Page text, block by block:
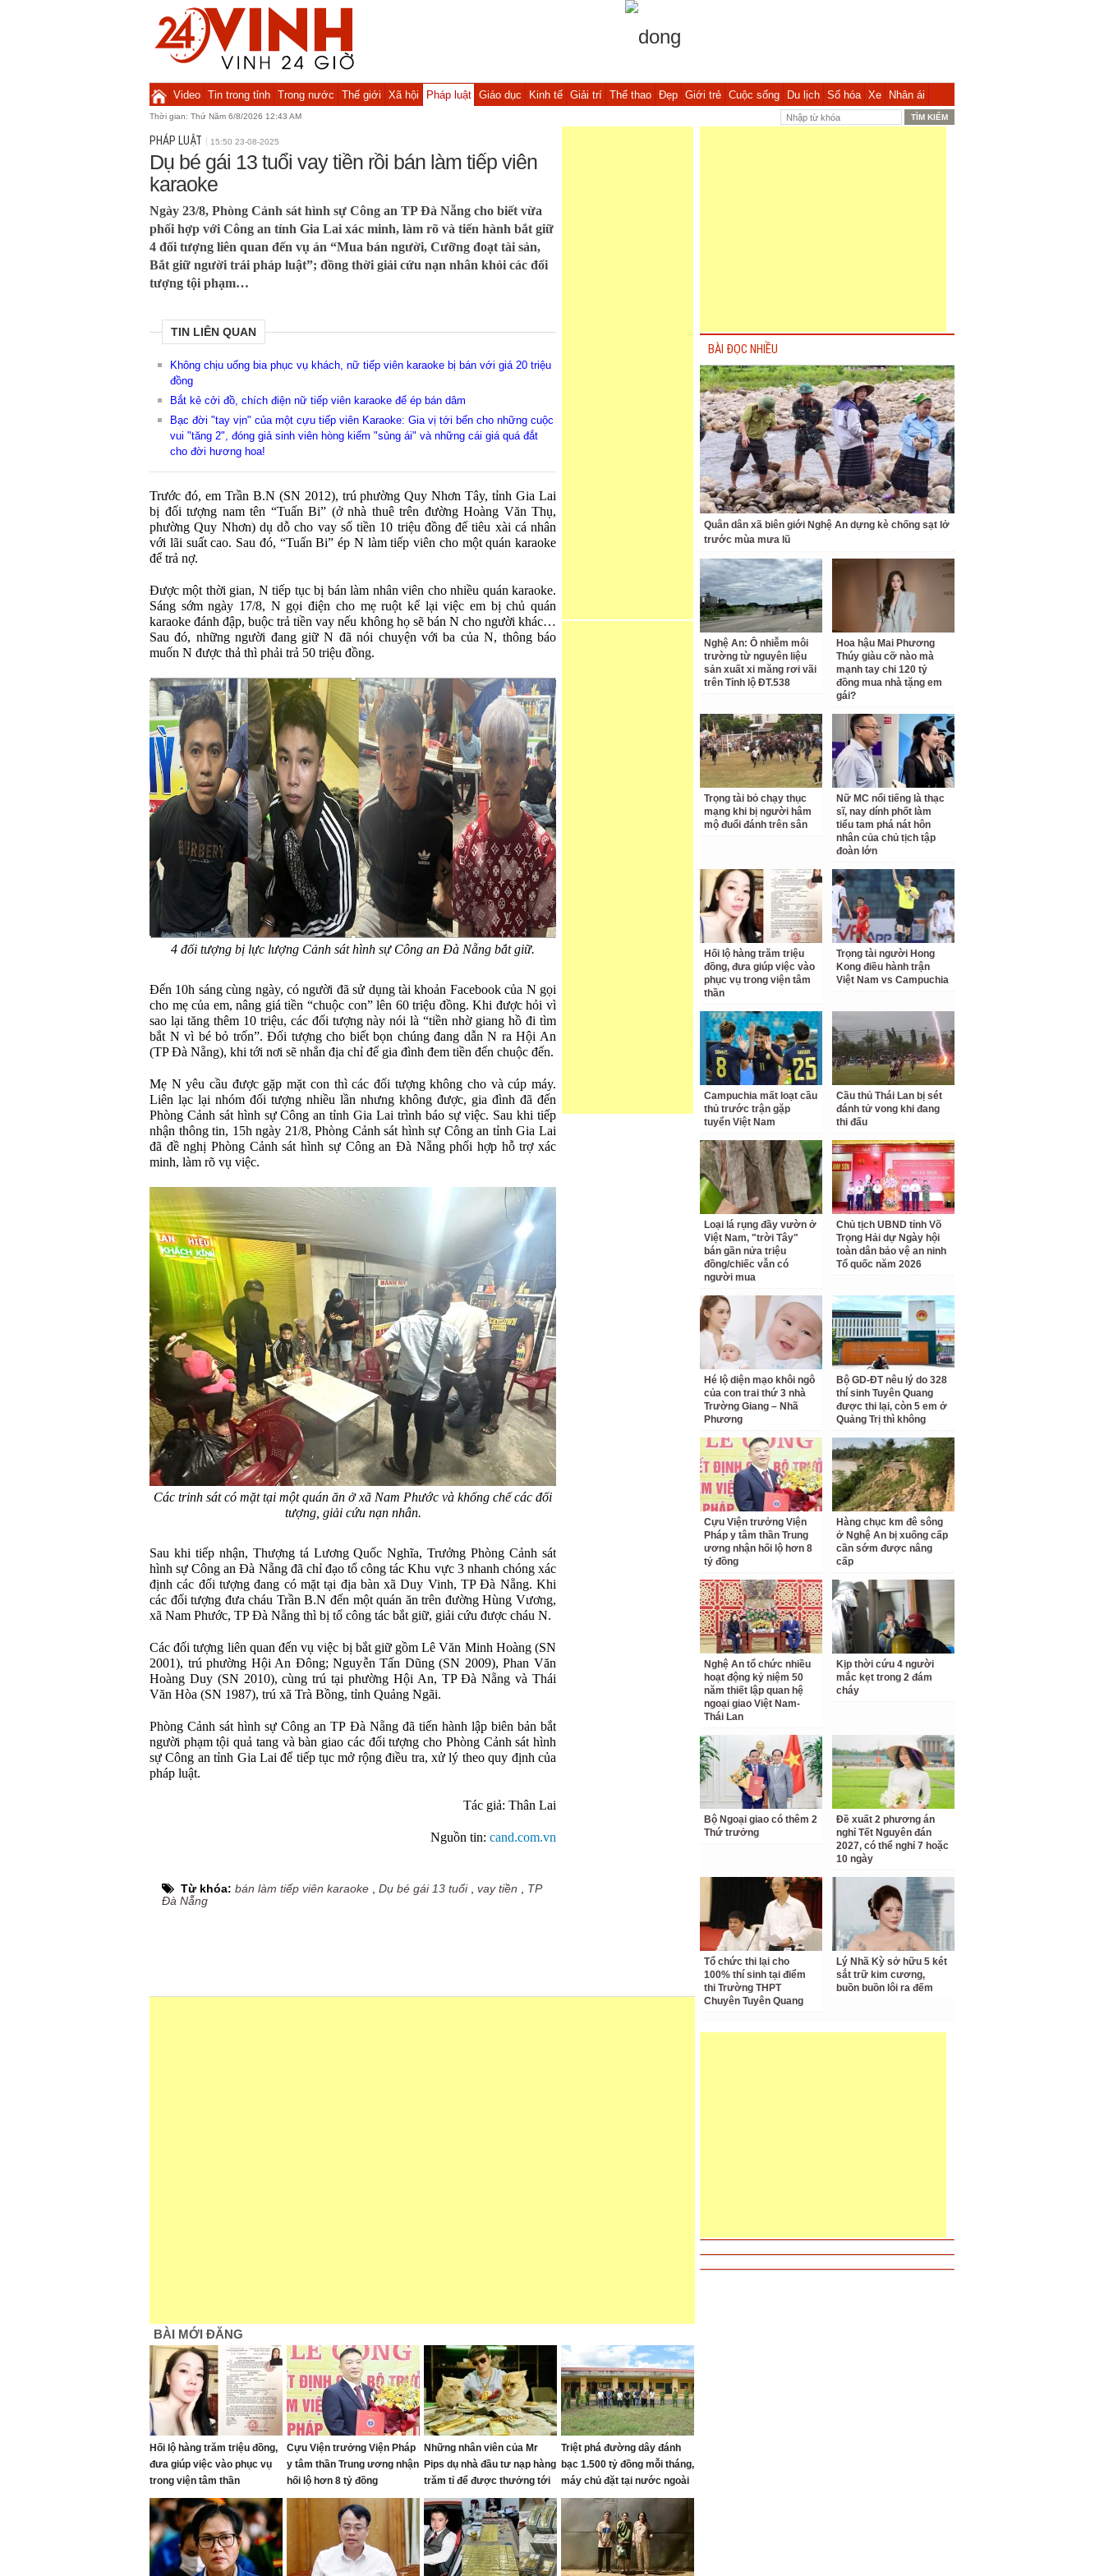
Video Tin trong tỉnh Trong nước Thế giới Xã hội Pháp luật Giáo dục Kinh tế Giải trí Thể thao Đẹp Giới trẻ Cuộc sống Du lịch Số hóa Xe Nhân ái
Thời gian: Thứ Năm 6/8/2026 12:43 AM
PHÁP LUẬT 15:50 23-08-2025
Dụ bé gái 13 tuổi vay tiền rồi bán làm tiếp viên
karaoke
Ngày 23/8, Phòng Cảnh sát hình sự Công an TP Đà Nẵng cho biết vừa
phối hợp với Công an tỉnh Gia Lai xác minh, làm rõ và tiến hành bắt giữ
4 đối tượng liên quan đến vụ án “Mua bán người, Cưỡng đoạt tài sản,
Bắt giữ người trái pháp luật”; đồng thời giải cứu nạn nhân khỏi các đối
tượng tội phạm…
TIN LIÊN QUAN
Không chịu uống bia phục vụ khách, nữ tiếp viên karaoke bị bán với giá 20 triệu
đồng
Bắt kẻ cởi đồ, chích điện nữ tiếp viên karaoke để ép bán dâm
Bạc đời "tay vịn" của một cựu tiếp viên Karaoke: Gia vị tới bến cho những cuộc
vui "tăng 2", đóng giả sinh viên hòng kiếm "sủng ái" và những cái giá quá đắt
cho đời hương hoa!
Trước đó, em Trần B.N (SN 2012), trú phường Quy Nhơn Tây, tỉnh Gia Lai
bị đối tượng nam tên “Tuấn Bi” (ở nhà thuê trên đường Hoàng Văn Thụ,
phường Quy Nhơn) dụ dỗ cho vay số tiền 10 triệu đồng để tiêu xài cá nhân
với lãi suất cao. Sau đó, “Tuấn Bi” ép N làm tiếp viên cho một quán karaoke
để trả nợ.
Được một thời gian, N tiếp tục bị bán làm nhân viên cho nhiều quán karaoke.
Sáng sớm ngày 17/8, N gọi điện cho mẹ ruột kể lại việc em bị chủ quán
karaoke đánh đập, buộc trả tiền vay nếu không họ sẽ bán N cho người khác…
Sau đó, những người đang giữ N đã nói chuyện với ba của N, thông báo
muốn N được thả thì phải trả 50 triệu đồng.
4 đối tượng bị lực lượng Cảnh sát hình sự Công an Đà Nẵng bắt giữ.
Đến 10h sáng cùng ngày, có người đã sử dụng tài khoản Facebook của N gọi
cho mẹ của em, nâng giá tiền “chuộc con” lên 60 triệu đồng. Khi được hỏi vì
sao lại tăng thêm 10 triệu, các đối tượng này nói là “tiền nhờ giang hồ đi tìm
bắt N vì bé bỏ trốn”. Đối tượng cho biết bọn chúng đang dẫn N ra Hội An
(TP Đà Nẵng), khi tới nơi sẽ nhắn địa chỉ để gia đình đem tiền đến chuộc đến.
Mẹ N yêu cầu được gặp mặt con thì các đối tượng không cho và cúp máy.
Liên lạc lại nhóm đối tượng nhiều lần nhưng không được, gia đình đã đến
Phòng Cảnh sát hình sự Công an tỉnh Gia Lai trình báo sự việc. Sau khi tiếp
nhận thông tin, 15h ngày 21/8, Phòng Cảnh sát hình sự Công an tỉnh Gia Lai
đã đề nghị Phòng Cảnh sát hình sự Công an Đà Nẵng phối hợp hỗ trợ xác
minh, làm rõ vụ việc.
Các trinh sát có mặt tại một quán ăn ở xã Nam Phước và khống chế các đối
tượng, giải cứu nạn nhân.
Sau khi tiếp nhận, Thượng tá Lương Quốc Nghĩa, Trưởng Phòng Cảnh sát
hình sự Công an Đà Nẵng đã chỉ đạo tổ công tác Khu vực 3 nhanh chóng xác
định các đối tượng đang có mặt tại địa bàn xã Duy Vinh, TP Đà Nẵng. Khi
các đối tượng đưa cháu Trần B.N đến một quán ăn trên đường Hùng Vương,
xã Nam Phước, TP Đà Nẵng thì bị tổ công tác bắt giữ, giải cứu được cháu N.
Các đối tượng liên quan đến vụ việc bị bắt giữ gồm Lê Văn Minh Hoàng (SN
2001), trú phường Hội An Đông; Nguyễn Tấn Dũng (SN 2009), Phan Văn
Hoàng Duy (SN 2010), cùng trú tại phường Hội An, TP Đà Nẵng và Thái
Văn Hòa (SN 1987), trú xã Trà Bồng, tỉnh Quảng Ngãi.
Phòng Cảnh sát hình sự Công an TP Đà Nẵng đã tiến hành lập biên bản bắt
người phạm tội quả tang và bàn giao các đối tượng cho Phòng Cảnh sát hình
sự Công an tỉnh Gia Lai để tiếp tục mở rộng điều tra, xử lý theo quy định của
pháp luật.
Tác giả: Thân Lai
Nguồn tin: cand.com.vn
Từ khóa: bán làm tiếp viên karaoke Dụ bé gái 13 tuổi, vay tiền
TP
Đà Nẵng
BÀI MỚI ĐĂNG
Hối lộ hàng trăm triệu đồng,
đưa giúp việc vào phục vụ
trong viện tâm thần
Cựu Viện trưởng Viện Pháp
y tâm thần Trung ương nhận
hối lộ hơn 8 tỷ đồng
Những nhân viên của Mr
Pips dụ nhà đầu tư nạp hàng
trăm tỉ để được thưởng tới
22 tỉ đồng
Triệt phá đường dây đánh
bạc 1.500 tỷ đồng mỗi tháng,
máy chủ đặt tại nước ngoài
BÀI ĐỌC NHIỀU
Quân dân xã biên giới Nghệ An dựng kè chống sạt lở
trước mùa mưa lũ
Nghệ An: Ô nhiễm môi
trường từ nguyên liệu
sản xuất xi măng rơi vãi
trên Tỉnh lộ ĐT.538
Hoa hậu Mai Phương
Thúy giàu cỡ nào mà
mạnh tay chi 120 tỷ
đồng mua nhà tặng em
gái?
Trọng tài bỏ chạy thục
mạng khi bị người hâm
mộ đuổi đánh trên sân
Nữ MC nổi tiếng là thạc
sĩ, nay dính phốt làm
tiểu tam phá nát hôn
nhân của chủ tịch tập
đoàn lớn
Hối lộ hàng trăm triệu
đồng, đưa giúp việc vào
phục vụ trong viện tâm
thần
Trọng tài người Hong
Kong điều hành trận
Việt Nam vs Campuchia
Campuchia mất loạt cầu
thủ trước trận gặp
tuyển Việt Nam
Cầu thủ Thái Lan bị sét
đánh tử vong khi đang
thi đấu
Loại lá rụng đầy vườn ở
Việt Nam, "trời Tây"
bán gần nửa triệu
đồng/chiếc vẫn có
người mua
Chủ tịch UBND tỉnh Võ
Trọng Hải dự Ngày hội
toàn dân bảo vệ an ninh
Tổ quốc năm 2026
Hé lộ diện mạo khôi ngô
của con trai thứ 3 nhà
Trường Giang – Nhã
Phương
Bộ GD-ĐT nêu lý do 328
thí sinh Tuyên Quang
được thi lại, còn 5 em ở
Quảng Trị thì không
Cựu Viện trưởng Viện
Pháp y tâm thần Trung
ương nhận hối lộ hơn 8
tỷ đồng
Hàng chục km đê sông
ở Nghệ An bị xuống cấp
cần sớm được nâng
cấp
Nghệ An tổ chức nhiều
hoạt động kỷ niệm 50
năm thiết lập quan hệ
ngoại giao Việt Nam-
Thái Lan
Kịp thời cứu 4 người
mắc kẹt trong 2 đám
cháy
Bộ Ngoại giao có thêm 2
Thứ trưởng
Đề xuất 2 phương án
nghỉ Tết Nguyên đán
2027, có thể nghỉ 7 hoặc
10 ngày
Tổ chức thi lại cho
100% thí sinh tại điểm
thi Trường THPT
Chuyên Tuyên Quang
Lý Nhã Kỳ sở hữu 5 két
sắt trữ kim cương,
buồn buồn lôi ra đếm